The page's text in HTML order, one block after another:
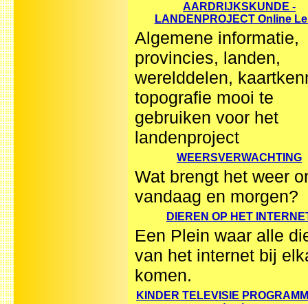
AARDRIJKSKUNDE -
LANDENPROJECT Online
Algemene informatie,
provincies, landen,
werelddelen,
topografie mooi te
gebruiken voor het
landenproject
WEERSVERWACHTING
Wat brengt het weer
vandaag en morgen?
DIEREN OP HET
Een Plein waar alle
van het internet bij
komen.
KINDER TELEVISIE